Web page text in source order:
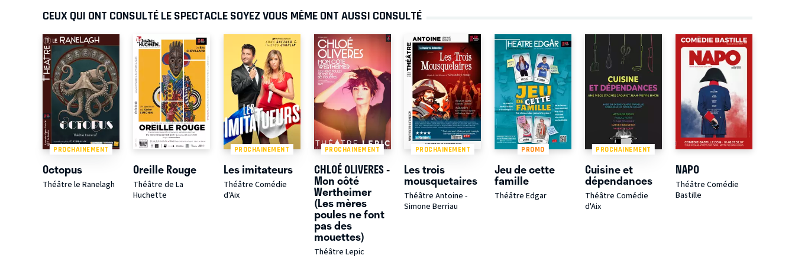
CEUX QUI ONT CONSULTÉ LE SPECTACLE SOYEZ VOUS MÊME ONT AUSSI CONSULTÉ
PROCHAINEMENT
Octopus
Théâtre le Ranelagh
Oreille Rouge
Théâtre de La
Huchette
PROCHAINEMENT
Les imitateurs
Théâtre Comédie
d'Aix
PROCHAINEMENT
CHLOÉ OLIVERES -
Mon côté
Wertheimer
(Les mères
poules ne font
pas des
mouettes)
Théâtre Lepic
PROCHAINEMENT
Les trois
mousquetaires
Théâtre Antoine -
Simone Berriau
PROMO
Jeu de cette
famille
Théâtre Edgar
PROCHAINEMENT
Cuisine et
dépendances
Théâtre Comédie
d'Aix
NAPO
Théâtre Comédie
Bastille